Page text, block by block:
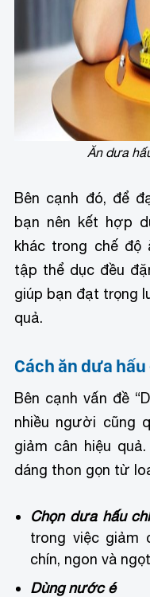
Ăn dưa
Bên cạnh đó, để
bạn nên kết hợp
khác trong chế
tập thể dục đều
giúp bạn đạt trọng
quả.
Cách ăn dưa
Bên cạnh vấn đề
nhiều người cũng
giảm cân hiệu
dáng thon gọn từ
Chọn dưa hấu
trong việc giảm
chín, ngon và
Dùng nước é